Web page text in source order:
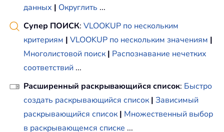
данных | Округлить ...
Супер ПОИСК: VLOOKUP по нескольким
критериям | VLOOKUP по нескольким значениям |
Многолистовой поиск | Распознавание нечетких
соответствий ...
Расширенный раскрывающийся список: Быстро
создать раскрывающийся список | Зависимый
раскрывающийся список | Множественный выбор
в раскрывающемся списке ...